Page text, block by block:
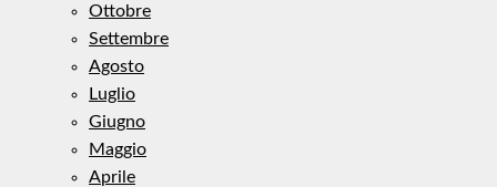
Ottobre
Settembre
Agosto
Luglio
Giugno
Maggio
Aprile